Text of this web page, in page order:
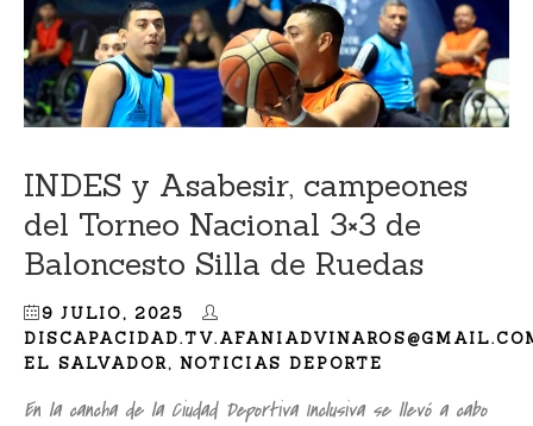
INDES y Asabesir, campeones
del Torneo Nacional 3×3 de
Baloncesto Silla de Ruedas
9 JULIO, 2025
EL SALVADOR, NOTICIAS DEPORTE
En la cancha de la Ciudad Deportiva Inclusiva se llevó a cabo